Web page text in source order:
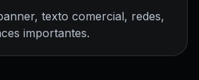
texto comercial, redes,
importantes.